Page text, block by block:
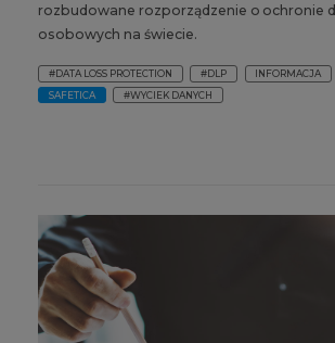
rozbudowane rozporządzenie o ochronie
osobowych na świecie.
#DATA LOSS PROTECTION #DLP INFORMACJA
SAFETICA
#WYCIEK DANYCH